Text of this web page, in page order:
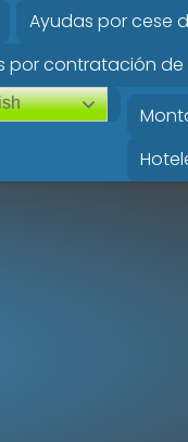
Ayudas por cese
por contratación